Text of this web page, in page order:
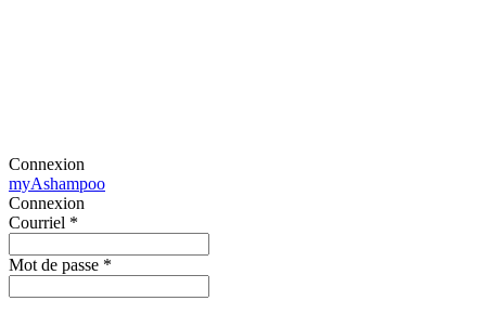
Connexion
myAshampoo
Connexion
Courriel *
Mot de passe *